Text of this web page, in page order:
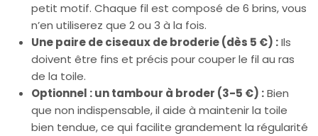
petit motif. Chaque fil est composé de 6 brins, vous
n’en utiliserez que 2 ou 3 à la fois.
Une paire de ciseaux de broderie (dès 5 €) :Ils
doivent être fins et précis pour couper le fil au ras
de la toile.
Optionnel : un tambour à broder (3-5 €) :Bien
que non indispensable, il aide à maintenir la toile
bien tendue, ce qui facilite grandement la régularité